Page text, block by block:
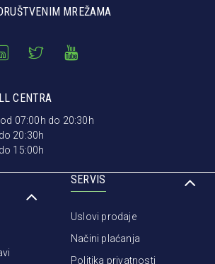
MREŽAMA
CENTRA
07:00h do 20:30h
20:30h
15:00h
SERVIS
Uslovi prodaje
Načini plaćanja
Politika privatnosti